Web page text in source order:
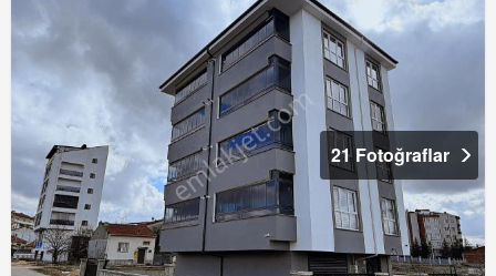
21 Fotoğraflar